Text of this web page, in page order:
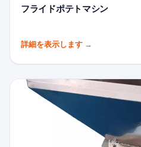
フライドポテトマシン
詳細を表示します →